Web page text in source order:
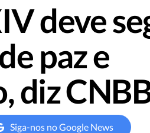
deve
paz e
diz
Siga-nos no Google News